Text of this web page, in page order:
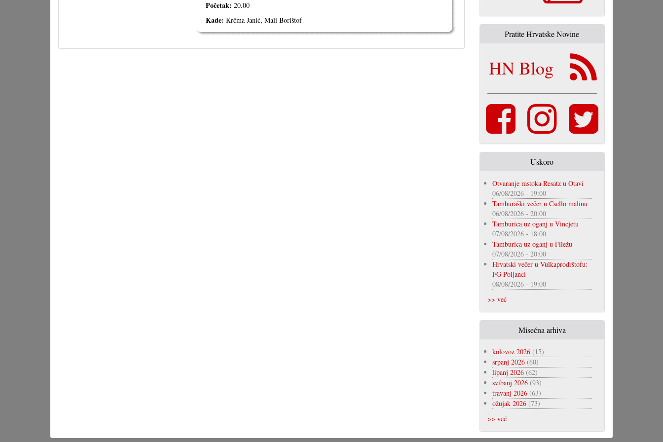
Početak: 20.00
Kade: Krčma Janić, Mali Borištof
Pratite Hrvatske Novine
HN Blog
Uskoro
Otvaranje rastoka Resatz u Otavi
06/08/2026 - 19:00
Tamburaški večer u Csello malinu
06/08/2026 - 20:00
Tamburica uz oganj u Vincjetu
07/08/2026 - 18:00
Tamburica uz oganj u Filežu
07/08/2026 - 20:00
Hrvatski večer u Vulkaprodrštofu:
FG Poljanci
08/08/2026 - 19:00
>> već
Misečna arhiva
kolovoz 2026(15)
srpanj 2026(60)
lipanj 2026(62)
svibanj 2026(93)
travanj 2026(63)
ožujak 2026(73)
>> već